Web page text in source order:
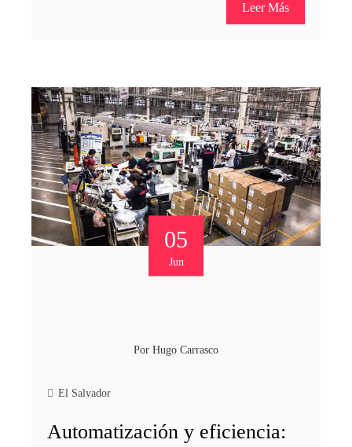
Leer Más
05
Jun
Por Hugo Carrasco
El Salvador
Automatización y eficiencia: